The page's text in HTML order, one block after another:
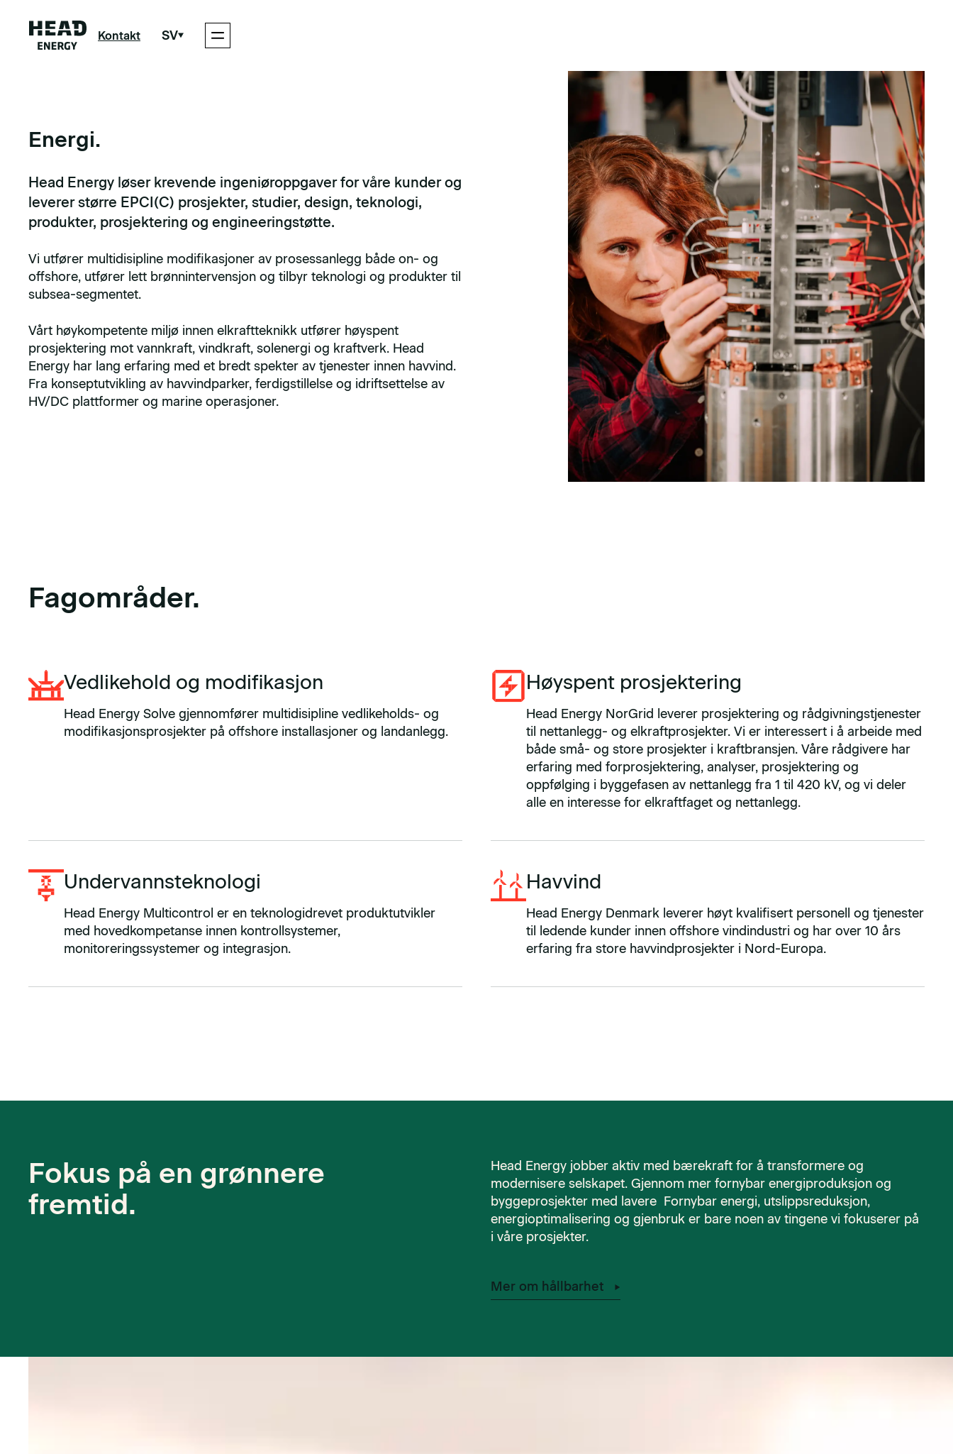
Kontakt SV
Energi.
Head Energy løser krevende ingeniøroppgaver for våre kunder og
leverer større EPCI(C) prosjekter, studier, design, teknologi,
produkter, prosjektering og engineeringstøtte.
Vi utfører multidisipline modifikasjoner av prosessanlegg både on- og
offshore, utfører lett brønnintervensjon og tilbyr teknologi og produkter til
subsea-segmentet.
Vårt høykompetente miljø innen elkraftteknikk utfører høyspent
prosjektering mot vannkraft, vindkraft, solenergi og kraftverk. Head
Energy har lang erfaring med et bredt spekter av tjenester innen havvind.
Fra konseptutvikling av havvindparker, ferdigstillelse og idriftsettelse av
HV/DC plattformer og marine operasjoner.
Fagområder.
Vedlikehold og modifikasjon
Head Energy Solve gjennomfører multidisipline vedlikeholds- og
modifikasjonsprosjekter på offshore installasjoner og landanlegg.
Høyspent prosjektering
Head Energy NorGrid leverer prosjektering og rådgivningstjenester
til nettanlegg- og elkraftprosjekter. Vi er interessert i å arbeide med
både små- og store prosjekter i kraftbransjen. Våre rådgivere har
erfaring med forprosjektering, analyser, prosjektering og
oppfølging i byggefasen av nettanlegg fra 1 til 420 kV, og vi deler
alle en interesse for elkraftfaget og nettanlegg.
Undervannsteknologi
Head Energy Multicontrol er en teknologidrevet produktutvikler
med hovedkompetanse innen kontrollsystemer,
monitoreringssystemer og integrasjon.
Havvind
Head Energy Denmark leverer høyt kvalifisert personell og tjenester
til ledende kunder innen offshore vindindustri og har over 10 års
erfaring fra store havvindprosjekter i Nord-Europa.
Fokus på en grønnere
fremtid.
Head Energy jobber aktiv med bærekraft for å transformere og
modernisere selskapet. Gjennom mer fornybar energiproduksjon og
byggeprosjekter med lavere Fornybar energi, utslippsreduksjon,
energioptimalisering og gjenbruk er bare noen av tingene vi fokuserer på
i våre prosjekter.
Mer om hållbarhet